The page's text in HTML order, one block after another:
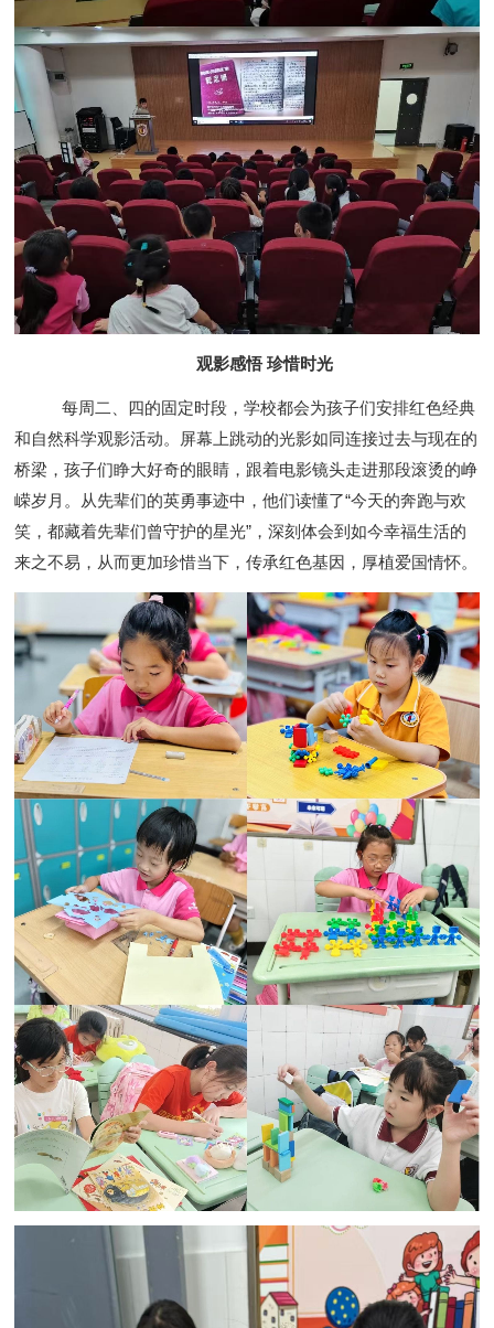
观影感悟 珍惜时光
每周二、四的固定时段，学校都会为孩子们安排红色经典
和自然科学观影活动。屏幕上跳动的光影如同连接过去与现在的
桥梁，孩子们睁大好奇的眼睛，跟着电影镜头走进那段滚烫的峥
嵘岁月。从先辈们的英勇事迹中，他们读懂了“今天的奔跑与欢
笑，都藏着先辈们曾守护的星光”，深刻体会到如今幸福生活的
来之不易，从而更加珍惜当下，传承红色基因，厚植爱国情怀。